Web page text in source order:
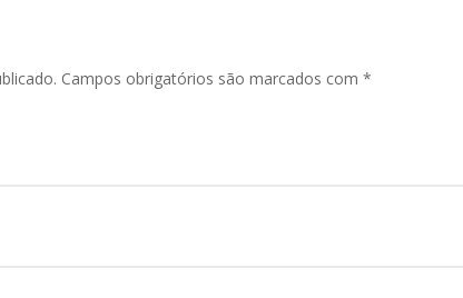
Campos obrigatórios são marcados com *